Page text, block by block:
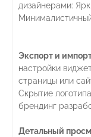
дизайнерами:
Экспорт и
настройки
страницы или
Скрытие
брендинг
Детальный